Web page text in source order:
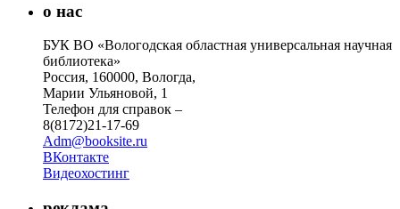
о нас
БУК ВО «Вологодская областная универсальная научная
библиотека»
Россия, 160000, Вологда,
Марии Ульяновой, 1
Телефон для справок –
8(8172)21-17-69
Adm@booksite.ru
ВКонтакте
Видеохостинг